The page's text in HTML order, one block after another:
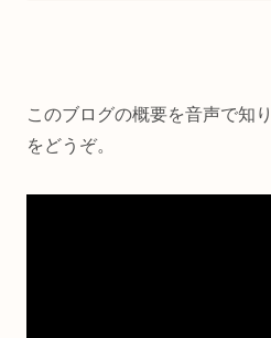
このブログの概要を音声で知
をどうぞ。